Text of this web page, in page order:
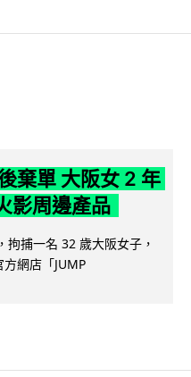
棄單 大阪女 2 年
影周邊產品
拘捕一名 32 歲大阪女子，
網店「JUMP